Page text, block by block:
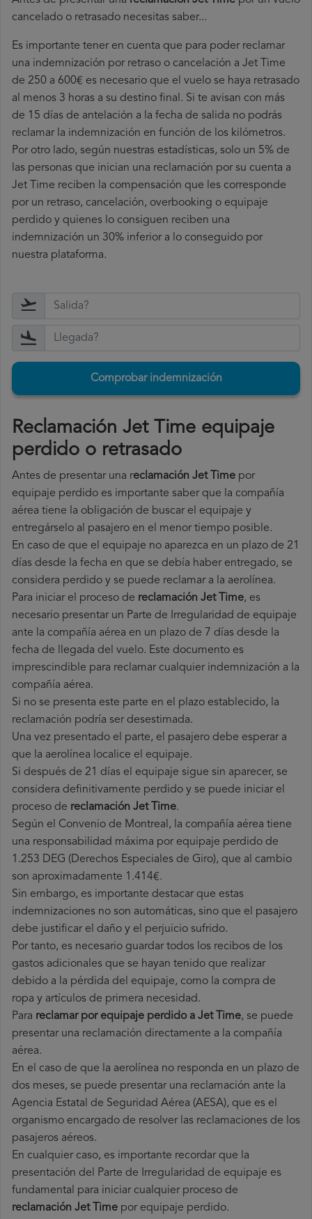
cancelado o retrasado necesitas saber...
Es importante tener en cuenta que para poder reclamar
una indemnización por retraso o cancelación a Jet Time
de 250 a 600€ es necesario que el vuelo se haya retrasado
al menos 3 horas a su destino final. Si te avisan con más
de 15 días de antelación a la fecha de salida no podrás
reclamar la indemnización en función de los kilómetros.
Por otro lado, según nuestras estadísticas, solo un 5% de
las personas que inician una reclamación por su cuenta a
Jet Time reciben la compensación que les corresponde
por un retraso, cancelación, overbooking o equipaje
perdido y quienes lo consiguen reciben una
indemnización un 30% inferior a lo conseguido por
nuestra plataforma.
Comprobar indemnización
Reclamación Jet Time equipaje
perdido o retrasado
Antes de presentar una reclamación Jet Time por
equipaje perdido es importante saber que la compañía
aérea tiene la obligación de buscar el equipaje y
entregárselo al pasajero en el menor tiempo posible.
En caso de que el equipaje no aparezca en un plazo de 21
días desde la fecha en que se debía haber entregado, se
considera perdido y se puede reclamar a la aerolínea.
Para iniciar el proceso de reclamación Jet Time, es
necesario presentar un Parte de Irregularidad de equipaje
ante la compañía aérea en un plazo de 7 días desde la
fecha de llegada del vuelo. Este documento es
imprescindible para reclamar cualquier indemnización a la
compañía aérea.
Si no se presenta este parte en el plazo establecido, la
reclamación podría ser desestimada.
Una vez presentado el parte, el pasajero debe esperar a
que la aerolínea localice el equipaje.
Si después de 21 días el equipaje sigue sin aparecer, se
considera definitivamente perdido y se puede iniciar el
proceso de reclamación Jet Time.
Según el Convenio de Montreal, la compañía aérea tiene
una responsabilidad máxima por equipaje perdido de
1.253 DEG (Derechos Especiales de Giro), que al cambio
son aproximadamente 1.414€.
Sin embargo, es importante destacar que estas
indemnizaciones no son automáticas, sino que el pasajero
debe justificar el daño y el perjuicio sufrido.
Por tanto, es necesario guardar todos los recibos de los
gastos adicionales que se hayan tenido que realizar
debido a la pérdida del equipaje, como la compra de
ropa y artículos de primera necesidad.
Para reclamar por equipaje perdido a Jet Time, se puede
presentar una reclamación directamente a la compañía
aérea.
En el caso de que la aerolínea no responda en un plazo de
dos meses, se puede presentar una reclamación ante la
Agencia Estatal de Seguridad Aérea (AESA), que es el
organismo encargado de resolver las reclamaciones de los
pasajeros aéreos.
En cualquier caso, es importante recordar que la
presentación del Parte de Irregularidad de equipaje es
fundamental para iniciar cualquier proceso de
reclamación Jet Time por equipaje perdido.